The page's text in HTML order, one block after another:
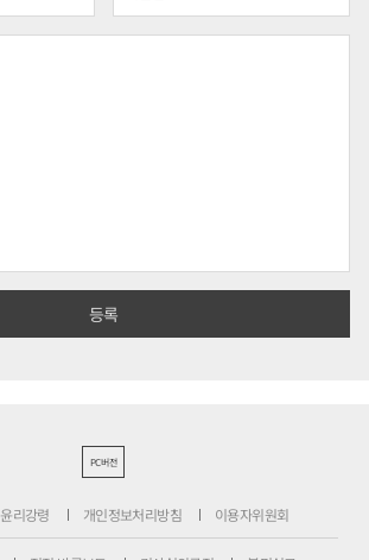
PC버전
윤리강령 개인정보처리방침 이용자위원회